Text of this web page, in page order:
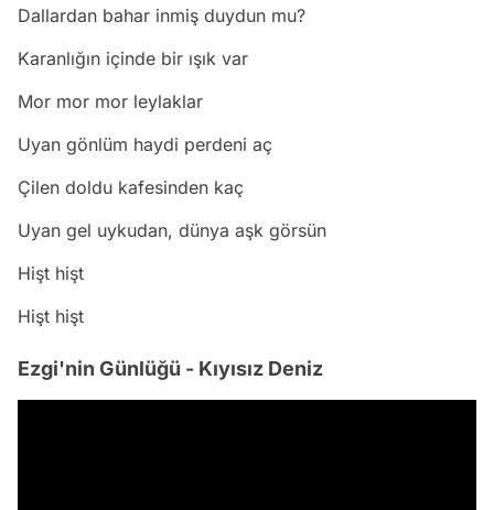
Dallardan bahar inmiş duydun mu?
Karanlığın içinde bir ışık var
Mor mor mor leylaklar
Uyan gönlüm haydi perdeni aç
Çilen doldu kafesinden kaç
Uyan gel uykudan, dünya aşk görsün
Hişt hişt
Hişt hişt
Ezgi'nin Günlüğü - Kıyısız Deniz